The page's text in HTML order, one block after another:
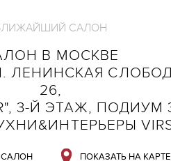
САЛОН
В МОСКВЕ
ЛЕНИНСКАЯ
26,
3-Й ЭТАЖ, ПОДИУМ
САЛОН ПОКАЗАТЬ НА КАРТЕ